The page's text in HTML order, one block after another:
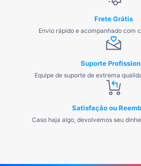
Frete Grátis
Envio rápido e acompanhado com
Suporte
Equipe de suporte de extrema
Satisfação ou
Caso haja algo, devolvemos seu